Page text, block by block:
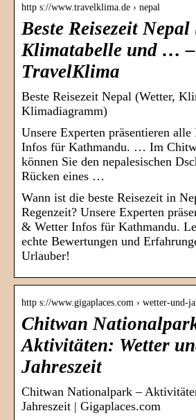
http s://www.travelklima.de › nepal
Beste Reisezeit Nepal
Klimatabelle und … –
TravelKlima
Beste Reisezeit Nepal (Wetter,
Klimadiagramm)
Unsere Experten präsentieren
Infos für Kathmandu. … Im
können Sie den nepalesischen
Rücken eines …
Wann ist die beste Reisezeit in
Regenzeit? Unsere Experten
& Wetter Infos für Kathmandu.
echte Bewertungen und
Urlauber!
http s://www.gigaplaces.com › wetter-und-
Chitwan
Aktivitäten: Wetter
Jahreszeit
Chitwan Nationalpark –
Jahreszeit | Gigaplaces.com